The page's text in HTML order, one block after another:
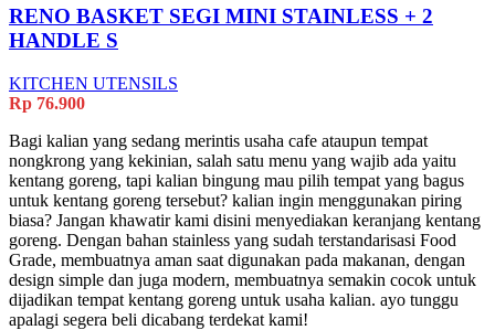
RENO BASKET SEGI MINI STAINLESS + 2
HANDLE S
KITCHEN UTENSILS
Rp 76.900
Bagi kalian yang sedang merintis usaha cafe ataupun tempat
nongkrong yang kekinian, salah satu menu yang wajib ada yaitu
kentang goreng, tapi kalian bingung mau pilih tempat yang bagus
untuk kentang goreng tersebut? kalian ingin menggunakan piring
biasa? Jangan khawatir kami disini menyediakan keranjang kentang
goreng. Dengan bahan stainless yang sudah terstandarisasi Food
Grade, membuatnya aman saat digunakan pada makanan, dengan
design simple dan juga modern, membuatnya semakin cocok untuk
dijadikan tempat kentang goreng untuk usaha kalian. ayo tunggu
apalagi segera beli dicabang terdekat kami!